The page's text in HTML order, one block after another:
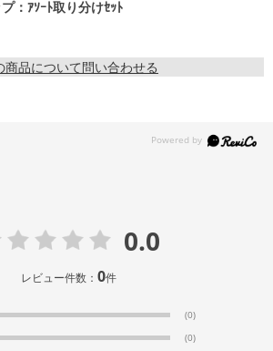
：ｱｿｰﾄ取り分けｾｯﾄ
商品について問い合わせる
0.0
レビュー件数：0件
(0)
(0)